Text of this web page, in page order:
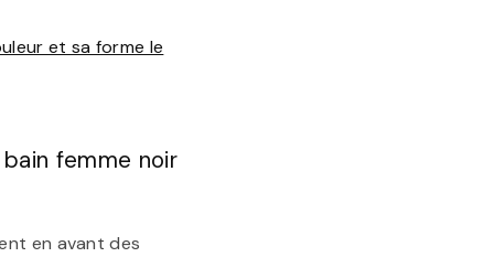
et sa forme le
femme noir
en avant des